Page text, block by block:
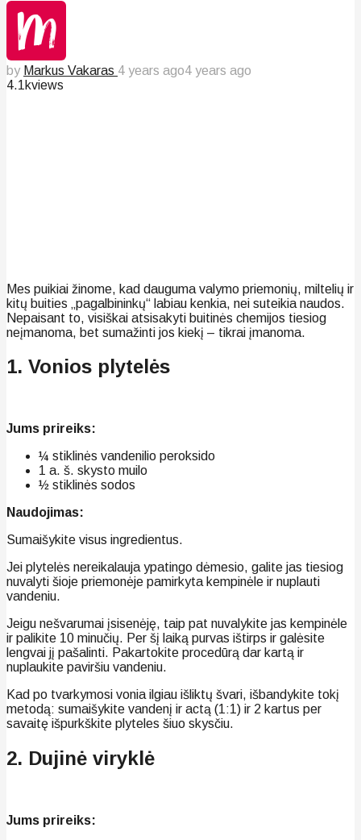
by Markus Vakaras 4 years ago4 years ago
4.1kviews
Mes puikiai žinome, kad dauguma valymo priemonių, miltelių ir
kitų buities „pagalbininkų“ labiau kenkia, nei suteikia naudos.
Nepaisant to, visiškai atsisakyti buitinės chemijos tiesiog
neįmanoma, bet sumažinti jos kiekį – tikrai įmanoma.
1. Vonios plytelės
Jums prireiks:
¼ stiklinės vandenilio peroksido
1 a. š. skysto muilo
½ stiklinės sodos
Naudojimas:
Sumaišykite visus ingredientus.
Jei plytelės nereikalauja ypatingo dėmesio, galite jas tiesiog
nuvalyti šioje priemonėje pamirkyta kempinėle ir nuplauti
vandeniu.
Jeigu nešvarumai įsisenėję, taip pat nuvalykite jas kempinėle
ir palikite 10 minučių. Per šį laiką purvas ištirps ir galėsite
lengvai jį pašalinti. Pakartokite procedūrą dar kartą ir
nuplaukite paviršiu vandeniu.
Kad po tvarkymosi vonia ilgiau išliktų švari, išbandykite tokį
metodą: sumaišykite vandenį ir actą (1:1) ir 2 kartus per
savaitę išpurkškite plyteles šiuo skysčiu.
2. Dujinė viryklė
Jums prireiks: